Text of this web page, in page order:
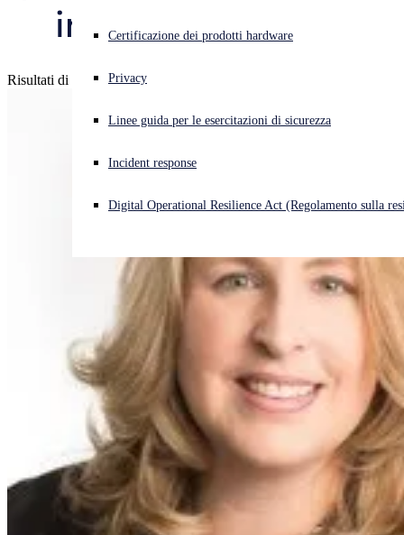
Cyberattacco in corso? Ottieni assistenza immediata
Open language switcher
Certificazione dei prodotti hardware
Privacy
Linee guida per le esercitazioni di sicurezza
Incident response
Digital Operational Resilience Act (Regolamento sulla
in tutto il mondo
Risultati di sicurezza superiori. Premi superiori.